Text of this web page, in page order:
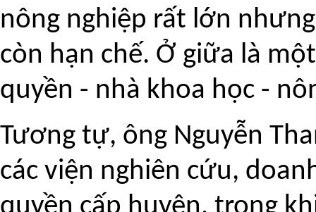
nông nghiệp rất lớn
còn hạn chế. Ở giữa là
quyền - nhà khoa học -
Tương tự, ông Nguyễn
các viện nghiên cứu,